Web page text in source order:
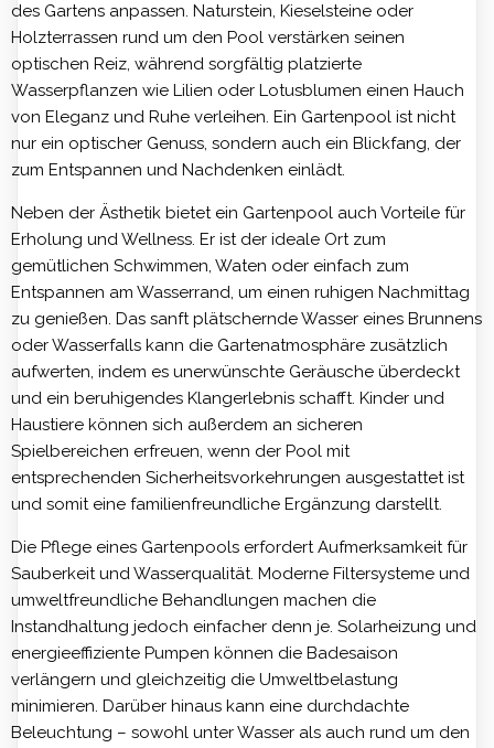
des Gartens anpassen. Naturstein, Kieselsteine ​​oder
Holzterrassen rund um den Pool verstärken seinen
optischen Reiz, während sorgfältig platzierte
Wasserpflanzen wie Lilien oder Lotusblumen einen Hauch
von Eleganz und Ruhe verleihen. Ein Gartenpool ist nicht
nur ein optischer Genuss, sondern auch ein Blickfang, der
zum Entspannen und Nachdenken einlädt.
Neben der Ästhetik bietet ein Gartenpool auch Vorteile für
Erholung und Wellness. Er ist der ideale Ort zum
gemütlichen Schwimmen, Waten oder einfach zum
Entspannen am Wasserrand, um einen ruhigen Nachmittag
zu genießen. Das sanft plätschernde Wasser eines Brunnens
oder Wasserfalls kann die Gartenatmosphäre zusätzlich
aufwerten, indem es unerwünschte Geräusche überdeckt
und ein beruhigendes Klangerlebnis schafft. Kinder und
Haustiere können sich außerdem an sicheren
Spielbereichen erfreuen, wenn der Pool mit
entsprechenden Sicherheitsvorkehrungen ausgestattet ist
und somit eine familienfreundliche Ergänzung darstellt.
Die Pflege eines Gartenpools erfordert Aufmerksamkeit für
Sauberkeit und Wasserqualität. Moderne Filtersysteme und
umweltfreundliche Behandlungen machen die
Instandhaltung jedoch einfacher denn je. Solarheizung und
energieeffiziente Pumpen können die Badesaison
verlängern und gleichzeitig die Umweltbelastung
minimieren. Darüber hinaus kann eine durchdachte
Beleuchtung – sowohl unter Wasser als auch rund um den